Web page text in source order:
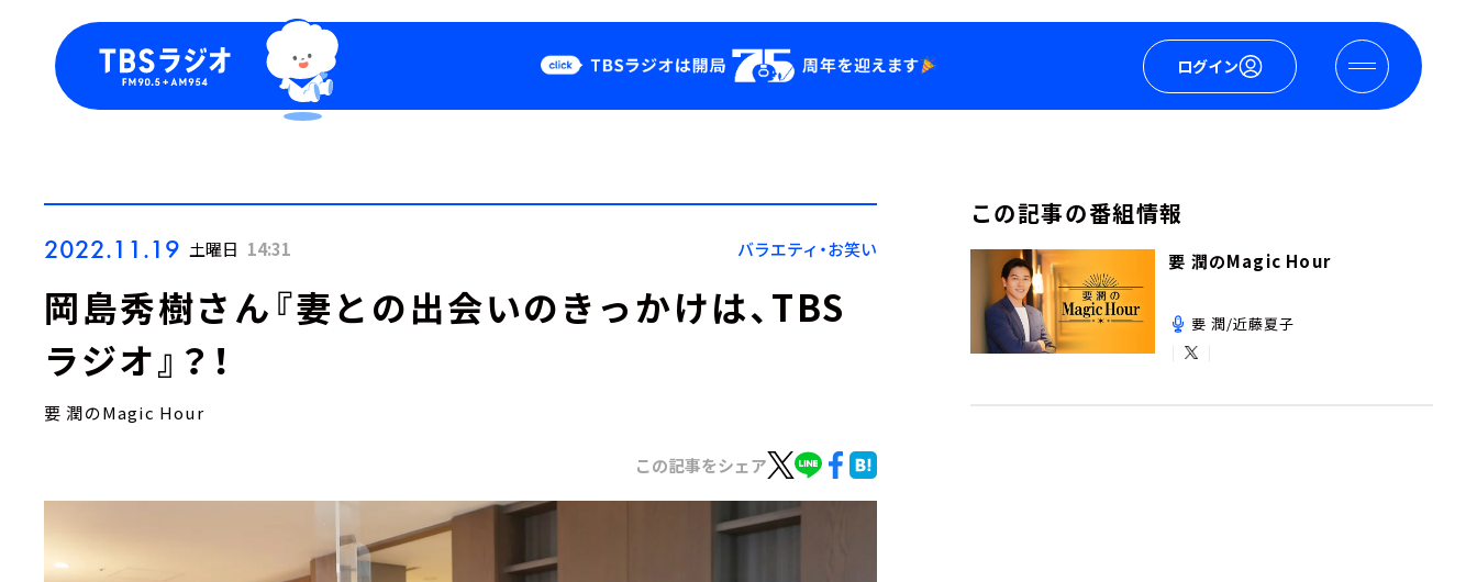
ログイン
Podcast
YouTube
会社情報
2022.11.19 土曜日 14:31 バラエティ・お笑い
岡島秀樹さん『妻との出会いのきっかけは、TBS
ラジオ』？！
要 潤のMagic Hour
この記事をシェア
この記事の番組情報
要 潤のMagic Hour
要 潤/近藤夏子